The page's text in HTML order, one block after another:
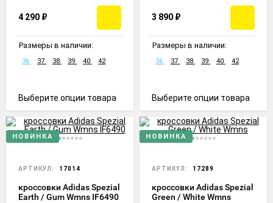
4 290 ₽
Размеры в наличии:
36 37 38 39 40 42
Выберите опции товара
3 890 ₽
Размеры в наличии:
36 37 38 39 40 42
Выберите опции товара
НОВИНКА
АРТИКУЛ: 17014
кроссовки Adidas Spezial
Earth / Gum Wmns IF6490
НОВИНКА
АРТИКУЛ: 17289
кроссовки Adidas Spezial
Green / White Wmns